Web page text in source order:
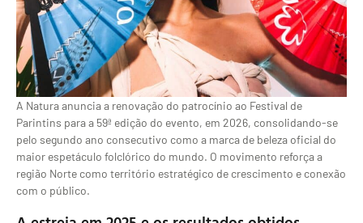
A Natura anuncia a renovação do patrocínio ao Festival de
Parintins para a 59ª edição do evento, em 2026, consolidando-se
pelo segundo ano consecutivo como a marca de beleza oficial do
maior espetáculo folclórico do mundo. O movimento reforça a
região Norte como território estratégico de crescimento e conexão
com o público.